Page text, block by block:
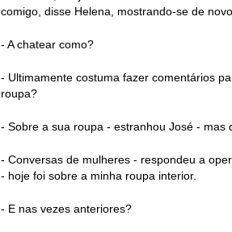
comigo, disse Helena, mostrando-se de
- A chatear como?
- Ultimamente costuma fazer comentários
roupa?
- Sobre a sua roupa - estranhou José - mas
- Conversas de mulheres - respondeu a
- hoje foi sobre a minha roupa interior.
- E nas vezes anteriores?